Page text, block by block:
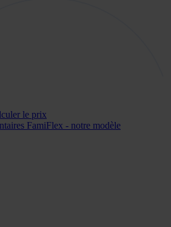
le prix
FamiFlex - notre modèle